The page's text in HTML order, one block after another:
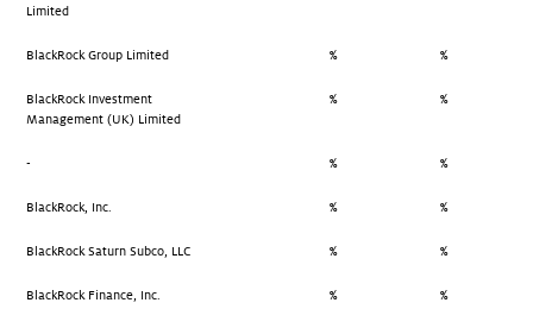
Limited
BlackRock Group Limited % %
BlackRock Investment
Management (UK) Limited
% %
- % %
BlackRock, Inc. % %
BlackRock Saturn Subco, LLC % %
BlackRock Finance, Inc. % %